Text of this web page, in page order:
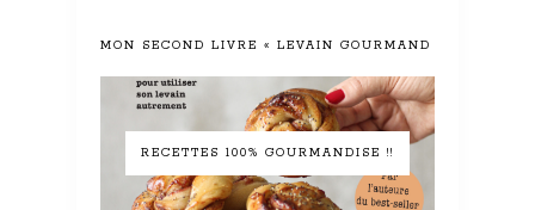
MON SECOND LIVRE « LEVAIN GOURMAND »
RECETTES 100% GOURMANDISE !!